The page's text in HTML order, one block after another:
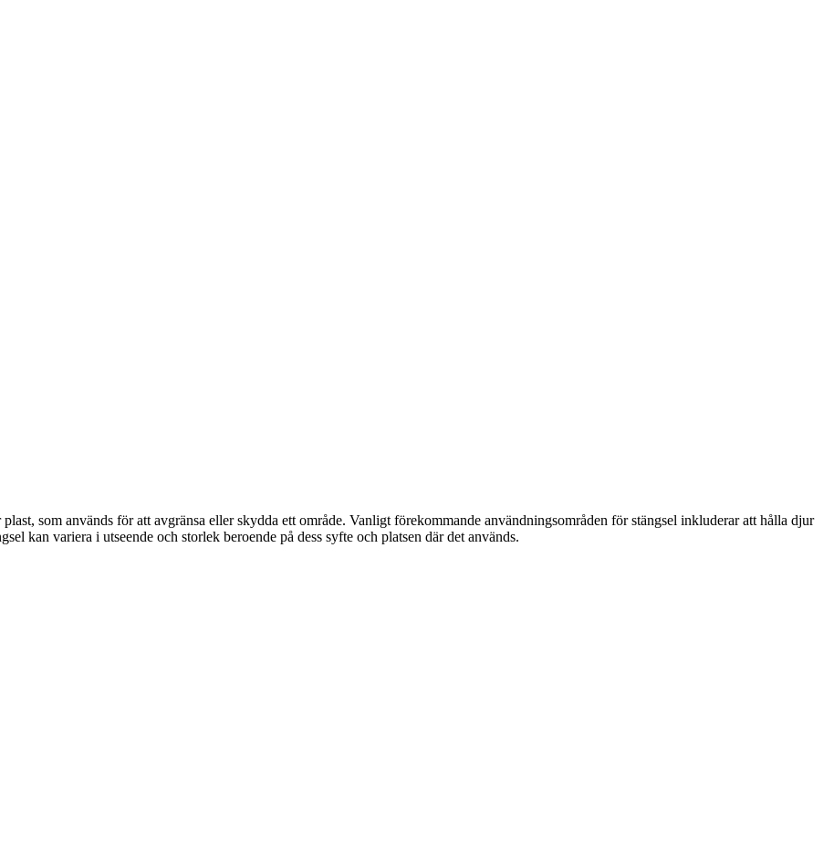
som används för att avgränsa eller skydda ett område. Vanligt förekommande användningsområden för stängsel inkluderar att hålla djur
kan variera i utseende och storlek beroende på dess syfte och platsen där det används.